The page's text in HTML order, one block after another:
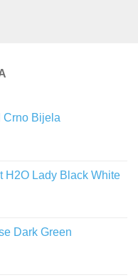
Crno Bijela
H2O Lady Black White
Dark Green